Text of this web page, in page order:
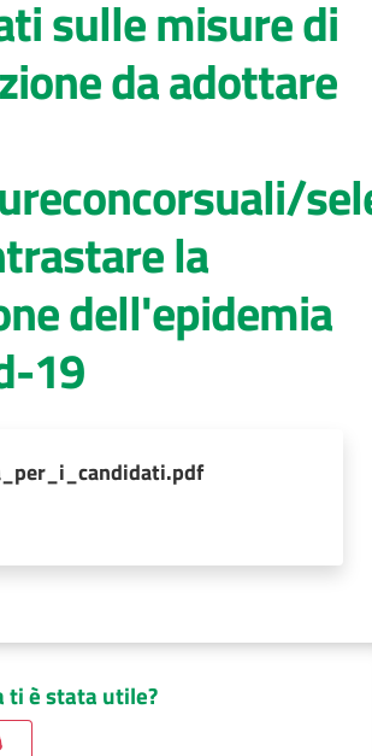
sulle misure di
da adottare
la
dell'epidemia
19
ti è stata utile?